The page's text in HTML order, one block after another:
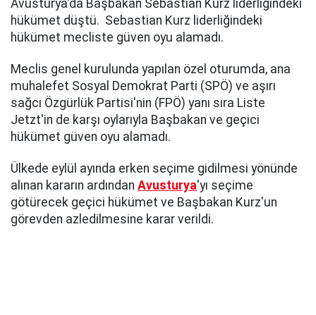
Avusturya'da Başbakan Sebastian Kurz liderliğindeki
hükümet düştü. Sebastian Kurz liderliğindeki
hükümet mecliste güven oyu alamadı.
Meclis genel kurulunda yapılan özel oturumda, ana
muhalefet Sosyal Demokrat Parti (SPÖ) ve aşırı
sağcı Özgürlük Partisi'nin (FPÖ) yanı sıra Liste
Jetzt'in de karşı oylarıyla Başbakan ve geçici
hükümet güven oyu alamadı.
Ülkede eylül ayında erken seçime gidilmesi yönünde
alınan kararın ardından Avusturya'yı seçime
götürecek geçici hükümet ve Başbakan Kurz'un
görevden azledilmesine karar verildi.